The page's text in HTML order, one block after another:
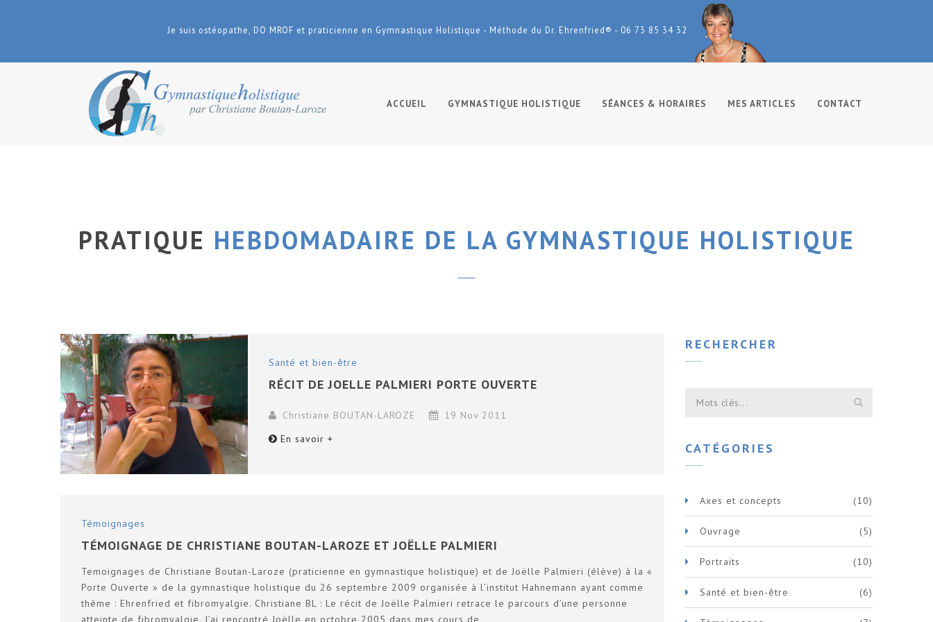
Je suis ostéopathe, DO MROF et praticienne en Gymnastique Holistique - Méthode du Dr. Ehrenfried® - 06 73 85 34 32
ACCUEIL GYMNASTIQUE HOLISTIQUE SÉANCES & HORAIRES MES ARTICLES CONTACT
PRATIQUE HEBDOMADAIRE DE LA GYMNASTIQUE HOLISTIQUE
Santé et bien-être
RÉCIT DE JOELLE PALMIERI PORTE OUVERTE
Christiane BOUTAN-LAROZE
19 Nov 2011
En savoir +
Témoignages
TÉMOIGNAGE DE CHRISTIANE BOUTAN-LAROZE ET JOËLLE PALMIERI
Temoignages de Christiane Boutan-Laroze (praticienne en gymnastique holistique) et de Joëlle Palmieri (élève) à la «
Porte Ouverte » de la gymnastique holistique du 26 septembre 2009 organisée à l’institut Hahnemann ayant comme
thème : Ehrenfried et fibromyalgie. Christiane BL : Le récit de Joëlle Palmieri retrace le parcours d’une personne
atteinte de fibromyalgie. J’ai rencontré Joëlle en octobre 2005 dans mes cours de
RECHERCHER
CATÉGORIES
Axes et concepts (10)
Ouvrage (5)
Portraits (10)
Santé et bien-être (6)